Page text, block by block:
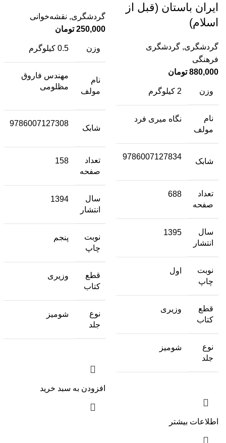
ایران باستان (قبل از
اسلام)
گردشگری, گردشگری
فرهنگی
880,000 تومان
وزن 2 کیلوگرم
نام
مولف
نگاه میری فرد
شابک
9786007127834
تعداد
صفحه
688
سال
انتشار
1395
نوبت
چاپ
اول
قطع
کتاب
وزیری
نوع
جلد
شومیز
اطلاعات بیشتر
گردشگری, نقشه‌خوانی
250,000 تومان
وزن 0.5 کیلوگرم
نام
مولف
مهندس فاروق
مظلومی
شابک
9786007127308
تعداد
صفحه
158
سال
انتشار
1394
نوبت
چاپ
پنجم
قطع
کتاب
وزیری
نوع
جلد
شومیز
افزودن به سبد خرید